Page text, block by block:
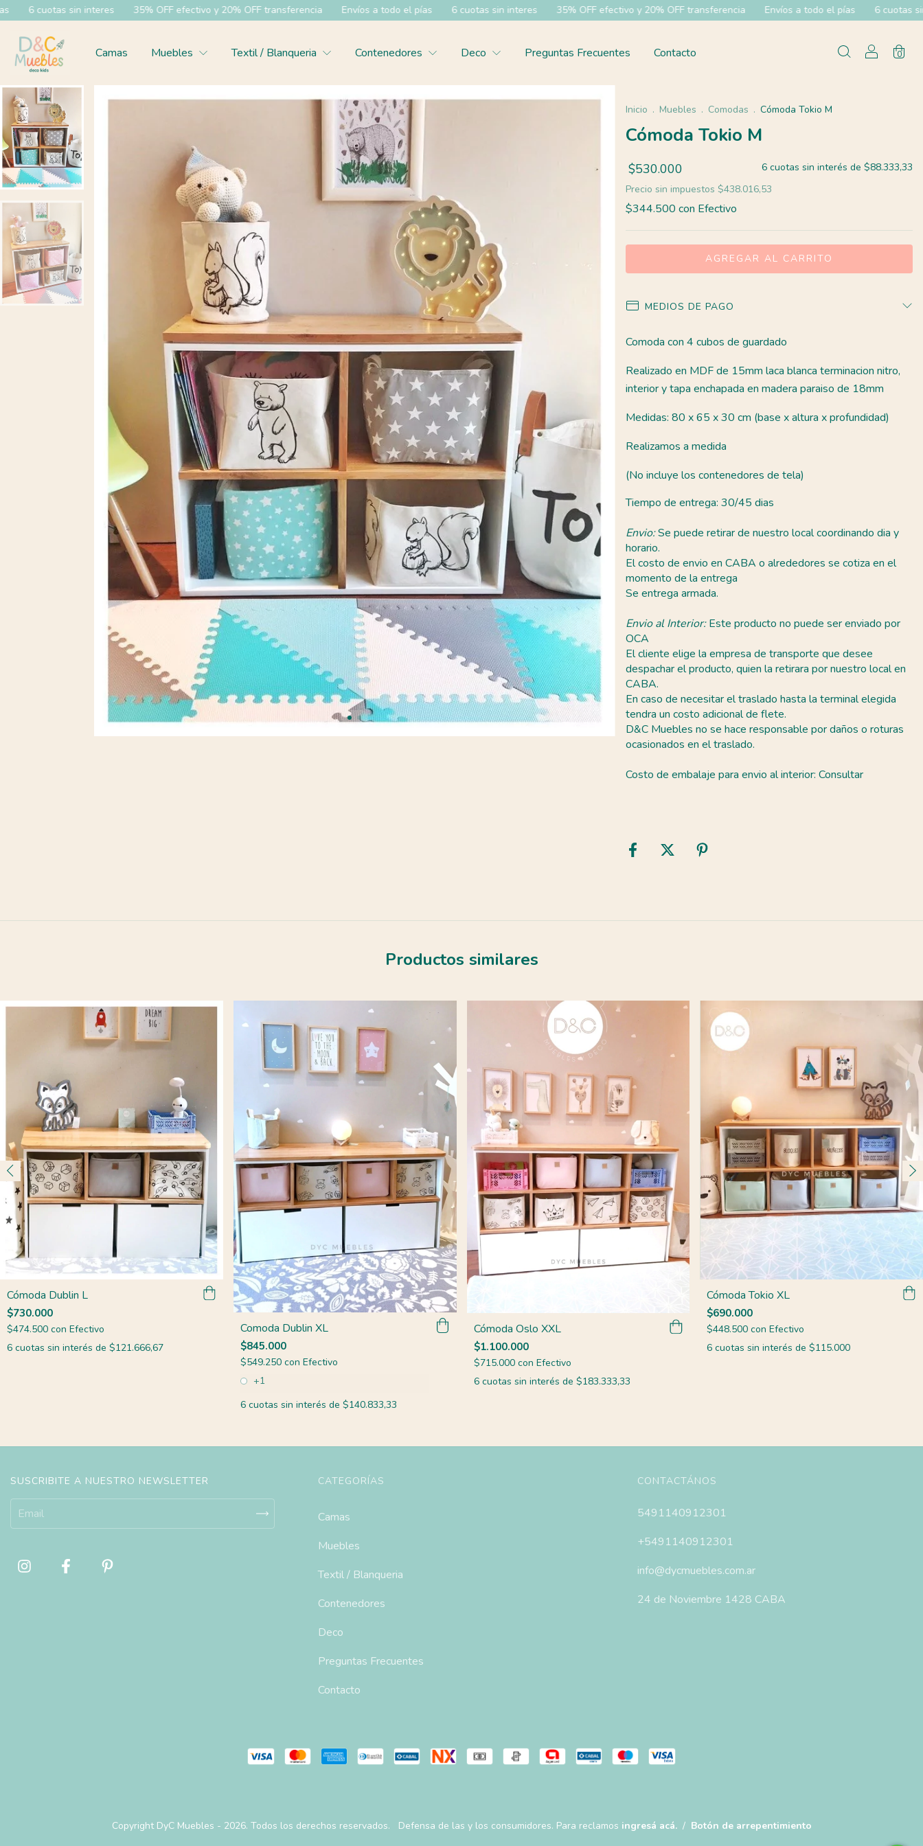
35% OFF efectivo y 20% OFF transferencia Envíos a todo el pías 6 cuotas sin interes 35% OFF efectivo y 20% OFF transferencia Envíos a todo el pías 6 cuotas sin interes 35% OFF
Camas Muebles Textil / Blanqueria Contenedores Deco Preguntas Frecuentes Contacto 0
Inicio . Muebles . Comodas . Cómoda Tokio M
Cómoda Tokio M
$530.000 6 cuotas sin interés de $88.333,33
Precio sin impuestos $438.016,53
$344.500 con Efectivo
MEDIOS DE PAGO
Comoda con 4 cubos de guardado
Realizado en MDF de 15mm laca blanca terminacion nitro,
interior y tapa enchapada en madera paraiso de 18mm
Medidas: 80 x 65 x 30 cm (base x altura x profundidad)
Realizamos a medida
(No incluye los contenedores de tela)
Tiempo de entrega: 30/45 dias
Envio:Se puede retirar de nuestro local coordinando dia y
horario.
El costo de envio en CABA o alrededores se cotiza en el
momento de la entrega
Se entrega armada.
Envio al Interior:Este producto no puede ser enviado por
OCA
El cliente elige la empresa de transporte que desee
despachar el producto, quien la retirara por nuestro local en
CABA.
En caso de necesitar el traslado hasta la terminal elegida
tendra un costo adicional de flete.
D&C Muebles no se hace responsable por daños o roturas
ocasionados en el traslado.
Costo de embalaje para envio al interior: Consultar
Productos similares
Cómoda Dublin L
$730.000
$474.500 con Efectivo
6 cuotas sin interés de $121.666,67
Comoda Dublin XL
$845.000
$549.250 con Efectivo
+1
6 cuotas sin interés de $140.833,33
Cómoda Oslo XXL
$1.100.000
$715.000 con Efectivo
6 cuotas sin interés de $183.333,33
Cómoda Tokio XL
$690.000
$448.500con Efectivo
6 cuotas sin interés de$115.000
SUSCRIBITE A NUESTRO NEWSLETTER CATEGORÍAS
Camas
Muebles
Textil / Blanqueria
Contenedores
Deco
Preguntas Frecuentes
Contacto
CONTACTÁNOS
5491140912301
+5491140912301
info@dycmuebles.com.ar
24 de Noviembre 1428 CABA
Copyright DyC Muebles - 2026. Todos los derechos reservados. Defensa de las y los consumidores. Para reclamos ingresá acá. / Botón de arrepentimiento